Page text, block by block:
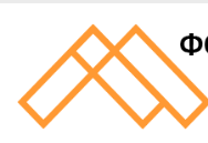
content